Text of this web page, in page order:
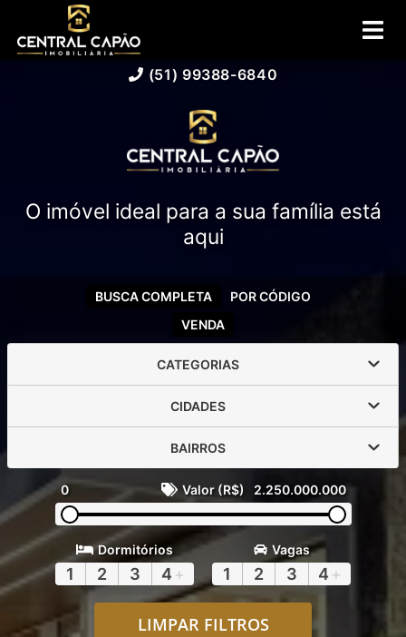
(51) 99388-6840
O imóvel ideal para a sua família está
aqui
VENDA
BUSCA COMPLETA POR CÓDIGO
CATEGORIAS
CIDADES
BAIRROS
0 Valor (R$) 2.250.000.000
Dormitórios
1 2 3 4 +
Vagas
1 2 3 4 +
LIMPAR FILTROS